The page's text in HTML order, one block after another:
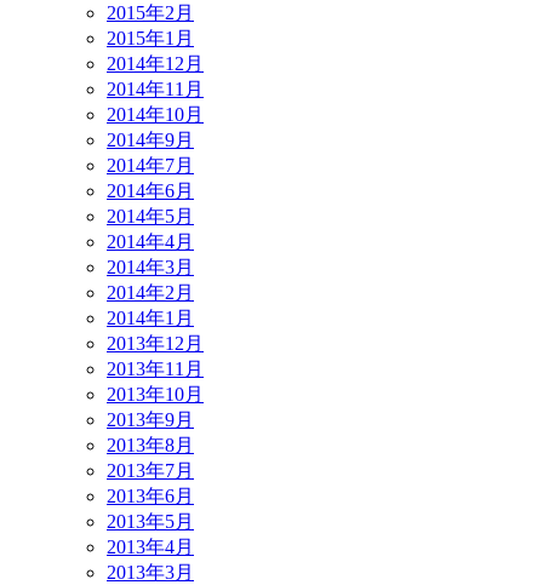
2015年2月
2015年1月
2014年12月
2014年11月
2014年10月
2014年9月
2014年7月
2014年6月
2014年5月
2014年4月
2014年3月
2014年2月
2014年1月
2013年12月
2013年11月
2013年10月
2013年9月
2013年8月
2013年7月
2013年6月
2013年5月
2013年4月
2013年3月